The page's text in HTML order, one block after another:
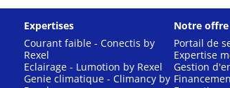
Expertises
Courant faible - Conectis by
Rexel
Eclairage - Lumotion by Rexel
Genie climatique - Climancy by
Notre offre
Portail de
Expertise
Gestion